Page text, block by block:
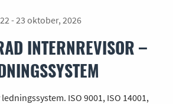
22 - 23 oktober, 2026
INTERNREVISOR –
ISO 9001, ISO 14001,